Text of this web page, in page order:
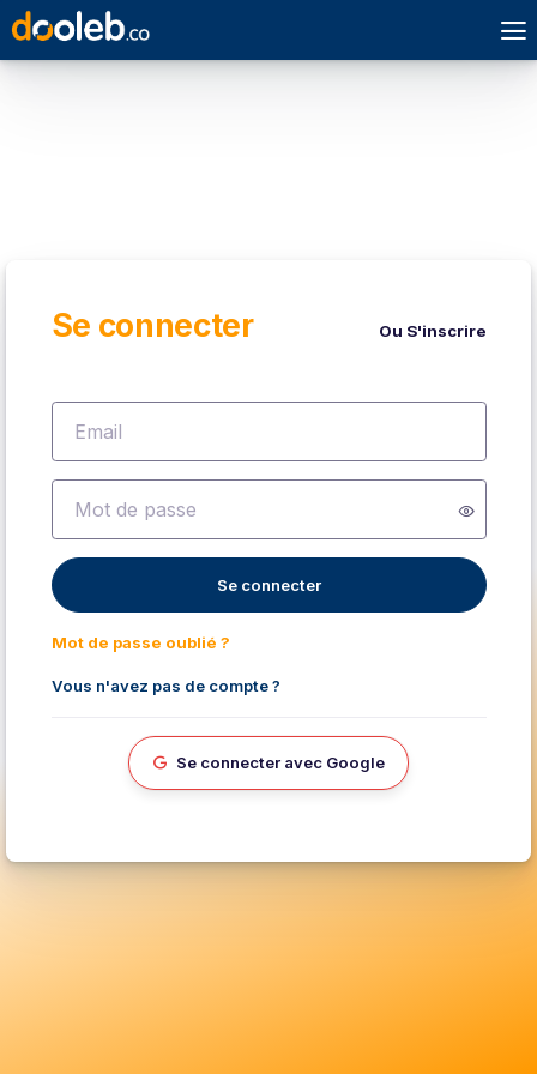
Se connecter Ou S'inscrire
Email
Mot de passe
Se connecter
Mot de passe oublié ?
Vous n'avez pas de compte ?
Se connecter avec Google